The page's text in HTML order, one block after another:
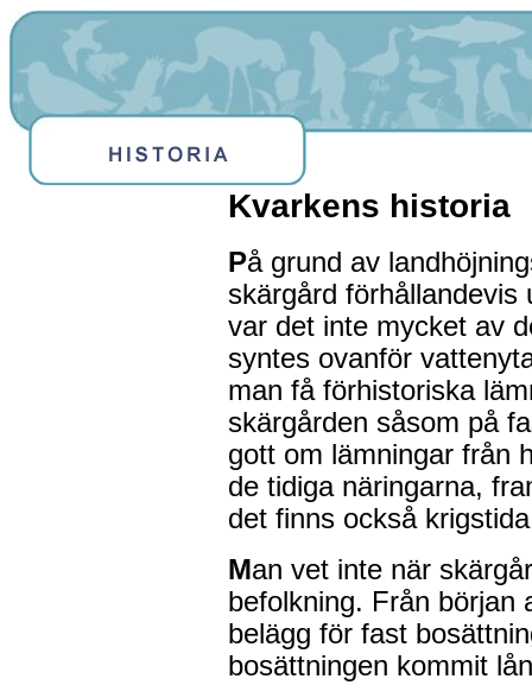
Kvarkens historia
På grund av
skärgård förhållandevis
var det inte mycket av
syntes ovanför
man få förhistoriska
skärgården såsom på
gott om lämningar från
de tidiga näringarna,
det finns också
Man vet inte när
befolkning. Från början
belägg för fast
bosättningen kommit